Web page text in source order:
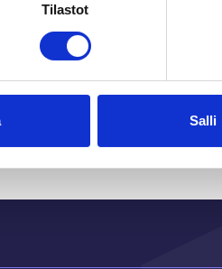
Tilastot
Salli
gillar